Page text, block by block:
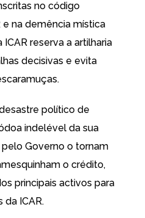
no código
na demência mística
reserva a artilharia
decisivas e evita
político de
indelével da sua
Governo o tornam
o crédito,
principais activos para
da ICAR.